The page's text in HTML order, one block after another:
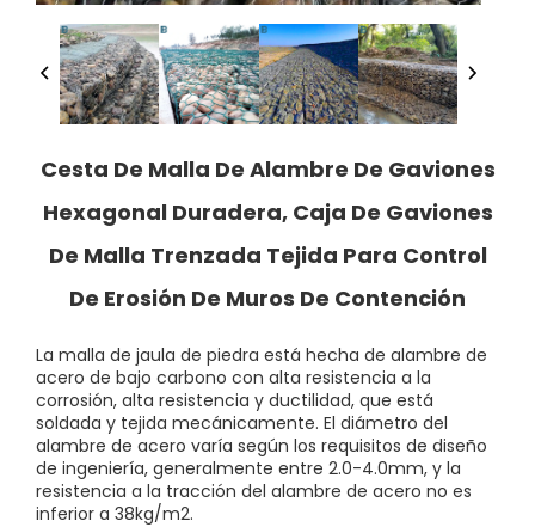
Cesta De Malla De Alambre De Gaviones
Hexagonal Duradera, Caja De Gaviones
De Malla Trenzada Tejida Para Control
De Erosión De Muros De Contención
La malla de jaula de piedra está hecha de alambre de
acero de bajo carbono con alta resistencia a la
corrosión, alta resistencia y ductilidad, que está
soldada y tejida mecánicamente. El diámetro del
alambre de acero varía según los requisitos de diseño
de ingeniería, generalmente entre 2.0-4.0mm, y la
resistencia a la tracción del alambre de acero no es
inferior a 38kg/m2.